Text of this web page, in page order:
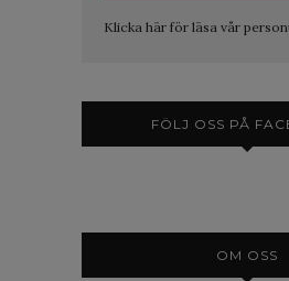
Klicka här för läsa vår
FÖLJ OSS PÅ
OM OSS